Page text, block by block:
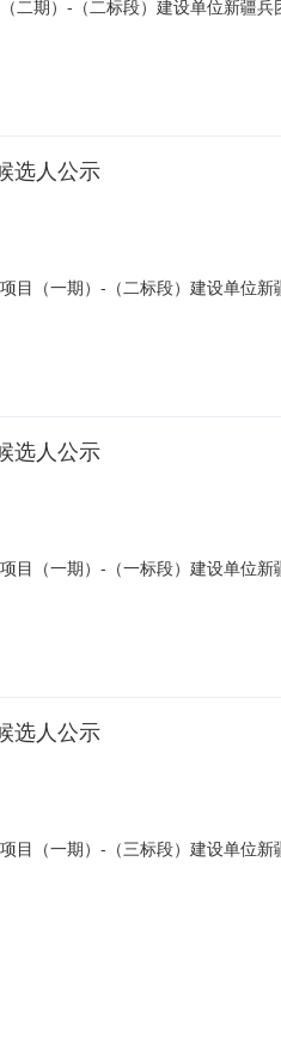
期）-（二标段）建设单位新疆
建设工程有限公司投标报价大写叁
选人公示
（一期）-（二标段）建设单位
阿克苏市科德加热器材有限公司投
选人公示
（一期）-（一标段）建设单位
克苏市科德加热器材有限公司投标
选人公示
（一期）-（三标段）建设单位
苏市科德加热器材有限公司投标报